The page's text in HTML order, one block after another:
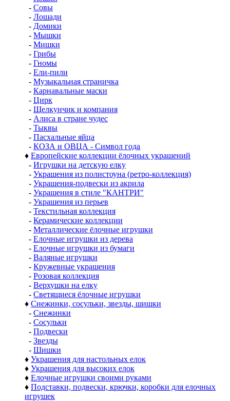
- Совы
- Лошади
- Домики
- Мышки
- Мишки
- Грибы
- Гномы
- Ели-пили
- Музыкальная страничка
- Карнавальные маски
- Цирк
- Щелкунчик и компания
- Алиса в стране чудес
- Тыквы
- Пасхальные яйца
- КОЗА и ОВЦА - Символ года
♦ Европейские коллекции ёлочных украшений
- Игрушки на детскую елку
- Украшения из полистоуна (ретро-коллекция)
- Украшения-подвески из акрила
- Украшения в стиле "КАНТРИ"
- Украшения из перьев
- Текстильная коллекция
- Керамические коллекции
- Металлические ёлочные игрушки
- Елочные игрушки из дерева
- Елочные игрушки из бумаги
- Валяные игрушки
- Кружевные украшения
- Розовая коллекция
- Верхушки на елку
- Светящиеся ёлочные игрушки
♦ Снежинки, сосульки, звезды, шишки
- Снежинки
- Сосульки
- Подвески
- Звезды
- Шишки
♦ Украшения для настольных елок
♦ Украшения для высоких елок
♦ Елочные игрушки своими руками
♦ Подставки, подвески, крючки, коробки для елочных
игрушек